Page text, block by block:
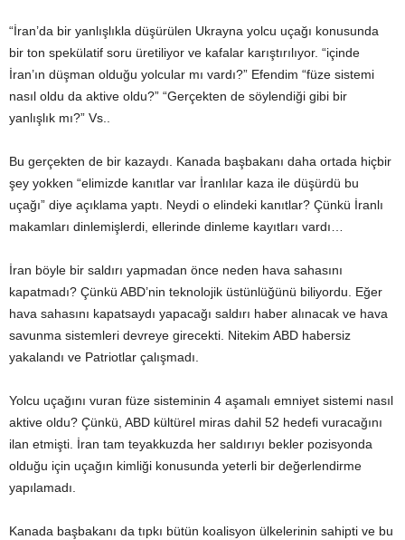
“İran’da bir yanlışlıkla düşürülen Ukrayna yolcu uçağı konusunda
bir ton spekülatif soru üretiliyor ve kafalar karıştırılıyor. “içinde
İran’ın düşman olduğu yolcular mı vardı?” Efendim “füze sistemi
nasıl oldu da aktive oldu?” “Gerçekten de söylendiği gibi bir
yanlışlık mı?” Vs..
Bu gerçekten de bir kazaydı. Kanada başbakanı daha ortada hiçbir
şey yokken “elimizde kanıtlar var İranlılar kaza ile düşürdü bu
uçağı” diye açıklama yaptı. Neydi o elindeki kanıtlar? Çünkü İranlı
makamları dinlemişlerdi, ellerinde dinleme kayıtları vardı…
İran böyle bir saldırı yapmadan önce neden hava sahasını
kapatmadı? Çünkü ABD’nin teknolojik üstünlüğünü biliyordu. Eğer
hava sahasını kapatsaydı yapacağı saldırı haber alınacak ve hava
savunma sistemleri devreye girecekti. Nitekim ABD habersiz
yakalandı ve Patriotlar çalışmadı.
Yolcu uçağını vuran füze sisteminin 4 aşamalı emniyet sistemi nasıl
aktive oldu? Çünkü, ABD kültürel miras dahil 52 hedefi vuracağını
ilan etmişti. İran tam teyakkuzda her saldırıyı bekler pozisyonda
olduğu için uçağın kimliği konusunda yeterli bir değerlendirme
yapılamadı.
Kanada başbakanı da tıpkı bütün koalisyon ülkelerinin sahipti ve bu